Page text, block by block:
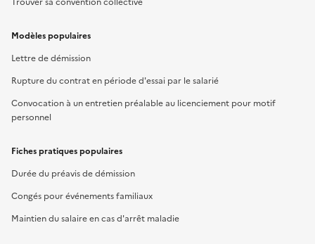
Modèles populaires
Lettre de démission
Rupture du contrat en période d'essai par le salarié
Convocation à un entretien préalable au licenciement pour motif
personnel
Fiches pratiques populaires
Durée du préavis de démission
Congés pour événements familiaux
Maintien du salaire en cas d'arrêt maladie